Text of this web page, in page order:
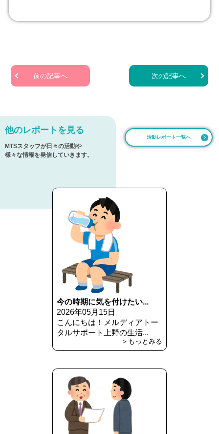
前の記事へ 次の記事へ
他のレポートを見る
MTSスタッフが日々の活動や
様々な情報を発信していきます。
活動レポート一覧へ
今の時期に気を付けたい...
2026年05月15日
こんにちは！メルディアトー
タルサポート上野の生活...
＞もっとみる